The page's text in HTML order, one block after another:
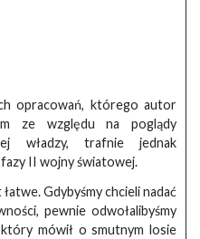
opracowań, którego autor
ze względu na poglądy
władzy, trafnie jednak
II wojny światowej.
Gdybyśmy chcieli nadać
pewnie odwołalibyśmy
mówił o smutnym losie